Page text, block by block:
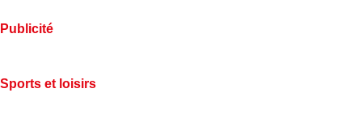
Publicité
Sports et loisirs